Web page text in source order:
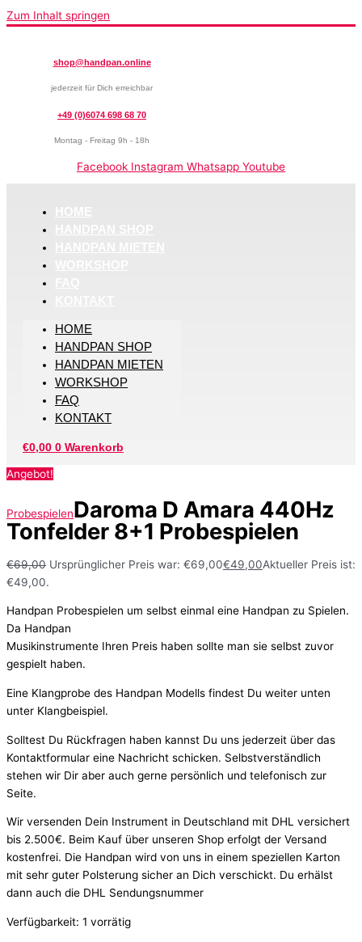
Zum Inhalt springen
shop@handpan.online
jederzeit für Dich erreichbar
+49 (0)6074 698 68 70
Montag - Freitag 9h - 18h
Facebook Instagram Whatsapp Youtube
HOME
HANDPAN SHOP
HANDPAN MIETEN
WORKSHOP
FAQ
KONTAKT
€0,00 0 Warenkorb
Angebot!
ProbespielenDaroma D Amara 440Hz
Tonfelder 8+1 Probespielen
€69,00 Ursprünglicher Preis war: €69,00€49,00Aktueller Preis ist:
€49,00.
Handpan Probespielen um selbst einmal eine Handpan zu Spielen.
Da Handpan
Musikinstrumente Ihren Preis haben sollte man sie selbst zuvor
gespielt haben.
Eine Klangprobe des Handpan Modells findest Du weiter unten
unter Klangbeispiel.
Solltest Du Rückfragen haben kannst Du uns jederzeit über das
Kontaktformular eine Nachricht schicken. Selbstverständlich
stehen wir Dir aber auch gerne persönlich und telefonisch zur
Seite.
Wir versenden Dein Instrument in Deutschland mit DHL versichert
bis 2.500€. Beim Kauf über unseren Shop erfolgt der Versand
kostenfrei. Die Handpan wird von uns in einem speziellen Karton
mit sehr guter Polsterung sicher an Dich verschickt. Du erhälst
dann auch die DHL Sendungsnummer
Verfügbarkeit: 1 vorrätig